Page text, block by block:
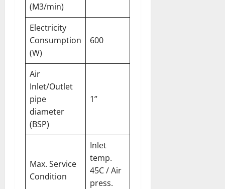
(M3/min)
Electricity
Consumption
(W)
600
Air
Inlet/Outlet
pipe
diameter
(BSP)
1”
Max. Service
Condition
Inlet
temp.
45C / Air
press.